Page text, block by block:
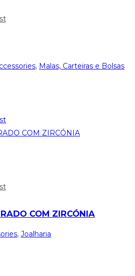
, Malas, Carteiras e Bolsas
COM ZIRCÓNIA
, Joalharia